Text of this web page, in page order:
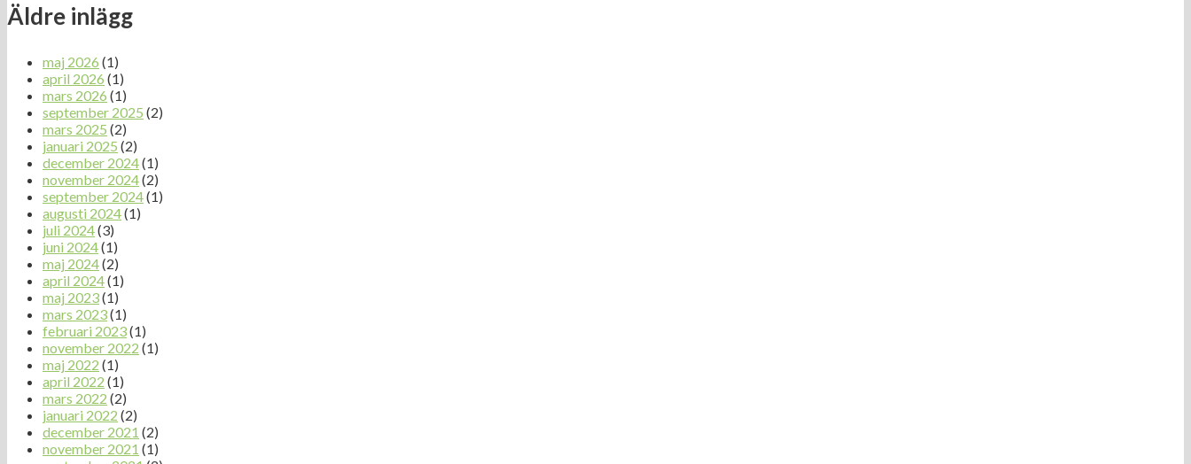
Äldre inlägg
maj 2026 (1)
april 2026 (1)
mars 2026 (1)
september 2025 (2)
mars 2025 (2)
januari 2025 (2)
december 2024(1)
november 2024(2)
september 2024(1)
augusti 2024(1)
juli 2024(3)
juni 2024(1)
maj 2024(2)
april 2024(1)
maj 2023(1)
mars 2023(1)
februari 2023(1)
november 2022 (1)
maj 2022 (1)
april 2022 (1)
mars 2022 (2)
januari 2022 (2)
december 2021 (2)
november 2021 (1)